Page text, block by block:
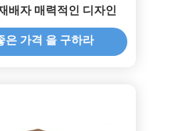
배자 매력적인 디자인
은 가격 을 구하라